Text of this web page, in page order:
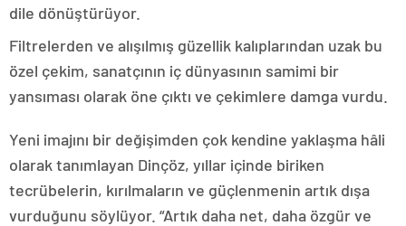
dile dönüştürüyor.
Filtrelerden ve alışılmış güzellik kalıplarından uzak bu
özel çekim, sanatçının iç dünyasının samimi bir
yansıması olarak öne çıktı ve çekimlere damga vurdu.
Yeni imajını bir değişimden çok kendine yaklaşma hâli
olarak tanımlayan Dinçöz, yıllar içinde biriken
tecrübelerin, kırılmaların ve güçlenmenin artık dışa
vurduğunu söylüyor. “Artık daha net, daha özgür ve